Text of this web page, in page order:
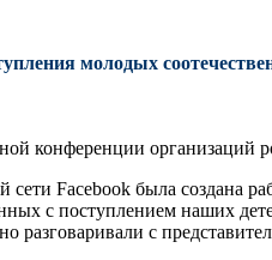
молодых
конференции организаций
Facebook была создана
с поступлением наших
разговаривали с